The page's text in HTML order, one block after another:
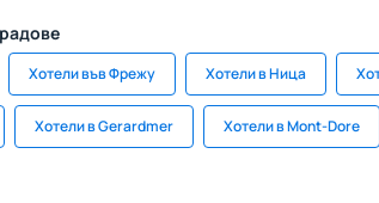
Хотели във Фрежу Хотели в Ница
Хотели в Gerardmer Хотели в Mont-Dore